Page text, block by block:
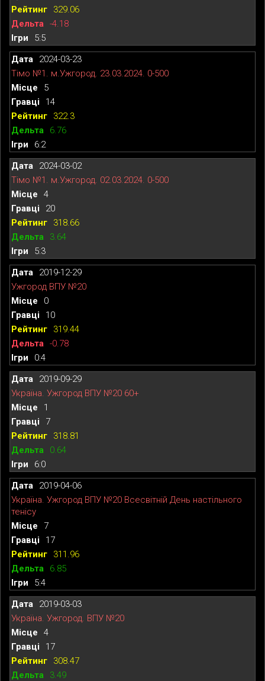
329.06
-4.18
5:5
2024-03-23
Тімо №1. м.Ужгород. 23.03.2024. 0-500
5
14
322.3
6.76
6:2
2024-03-02
Тімо №1. м.Ужгород. 02.03.2024. 0-500
4
20
318.66
3.64
5:3
2019-12-29
Ужгород ВПУ №20
0
10
319.44
-0.78
0:4
2019-09-29
Україна. Ужгород ВПУ №20 60+
1
7
318.81
0.64
6:0
2019-04-06
Україна. Ужгород ВПУ №20 Всесвітній День настільного
тенісу
7
17
311.96
6.85
5:4
2019-03-03
Україна. Ужгород. ВПУ №20
4
17
308.47
3.49